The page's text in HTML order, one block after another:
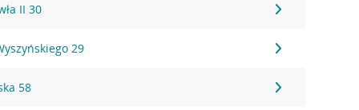
II 30
29
58